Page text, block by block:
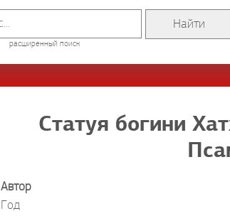
расширенный поиск
Статуя богини
Автор
Год